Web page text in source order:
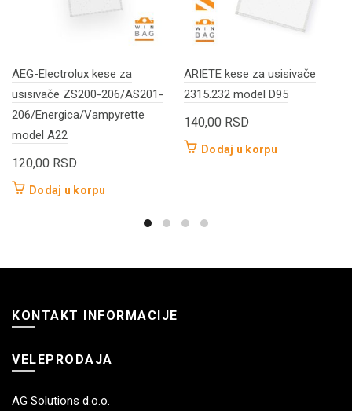
AEG-Electrolux kese za
usisivače ZS200-206/AS201-
206/Energica/Vampyrette
model A22
120,00 RSD
Dodaj u korpu
ARIETE kese za usisivače
2315.232 model D95
140,00 RSD
Dodaj u korpu
KONTAKT INFORMACIJE
VELEPRODAJA
AG Solutions d.o.o.